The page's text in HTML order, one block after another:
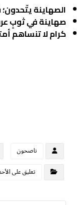
الصهاينة
صهاينة في ثوبٍ
كرام لا تنساهم
ناصحون
تعليق على